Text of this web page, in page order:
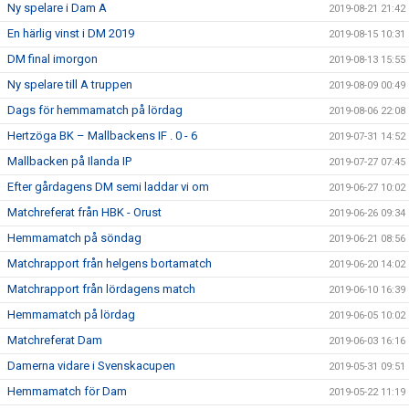
Ny spelare i Dam A 2019-08-21 21:42
En härlig vinst i DM 2019 2019-08-15 10:31
DM final imorgon 2019-08-13 15:55
Ny spelare till A truppen 2019-08-09 00:49
Dags för hemmamatch på lördag 2019-08-06 22:08
Hertzöga BK – Mallbackens IF . 0 - 6 2019-07-31 14:52
Mallbacken på Ilanda IP 2019-07-27 07:45
Efter gårdagens DM semi laddar vi om 2019-06-27 10:02
Matchreferat från HBK - Orust 2019-06-26 09:34
Hemmamatch på söndag 2019-06-21 08:56
Matchrapport från helgens bortamatch 2019-06-20 14:02
Matchrapport från lördagens match 2019-06-10 16:39
Hemmamatch på lördag 2019-06-05 10:02
Matchreferat Dam 2019-06-03 16:16
Damerna vidare i Svenskacupen 2019-05-31 09:51
Hemmamatch för Dam 2019-05-22 11:19